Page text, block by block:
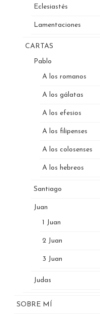
Eclesiastés
Lamentaciones
CARTAS
Pablo
A los romanos
A los gálatas
A los efesios
A los filipenses
A los colosenses
A los hebreos
Santiago
Juan
1 Juan
2 Juan
3 Juan
Judas
SOBRE MÍ